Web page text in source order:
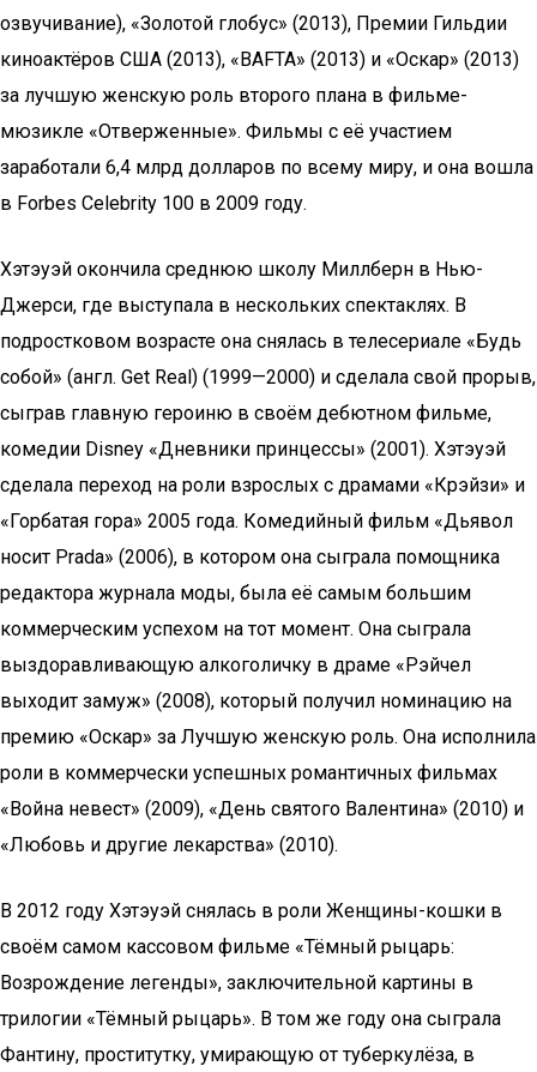
озвучивание), «Золотой глобус» (2013), Премии Гильдии
киноактёров США (2013), «BAFTA» (2013) и «Оскар» (2013)
за лучшую женскую роль второго плана в фильме-
мюзикле «Отверженные». Фильмы с её участием
заработали 6,4 млрд долларов по всему миру, и она вошла
в Forbes Celebrity 100 в 2009 году.
Хэтэуэй окончила среднюю школу Миллберн в Нью-
Джерси, где выступала в нескольких спектаклях. В
подростковом возрасте она снялась в телесериале «Будь
собой» (англ. Get Real) (1999—2000) и сделала свой прорыв,
сыграв главную героиню в своём дебютном фильме,
комедии Disney «Дневники принцессы» (2001). Хэтэуэй
сделала переход на роли взрослых с драмами «Крэйзи» и
«Горбатая гора» 2005 года. Комедийный фильм «Дьявол
носит Prada» (2006), в котором она сыграла помощника
редактора журнала моды, была её самым большим
коммерческим успехом на тот момент. Она сыграла
выздоравливающую алкоголичку в драме «Рэйчел
выходит замуж» (2008), который получил номинацию на
премию «Оскар» за Лучшую женскую роль. Она исполнила
роли в коммерчески успешных романтичных фильмах
«Война невест» (2009), «День святого Валентина» (2010) и
«Любовь и другие лекарства» (2010).
В 2012 году Хэтэуэй снялась в роли Женщины-кошки в
своём самом кассовом фильме «Тёмный рыцарь:
Возрождение легенды», заключительной картины в
трилогии «Тёмный рыцарь». В том же году она сыграла
Фантину, проститутку, умирающую от туберкулёза, в